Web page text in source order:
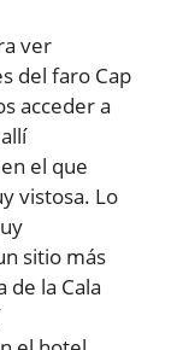
ver
del faro Cap
acceder a
el que
vistosa. Lo
sitio más
de la Cala